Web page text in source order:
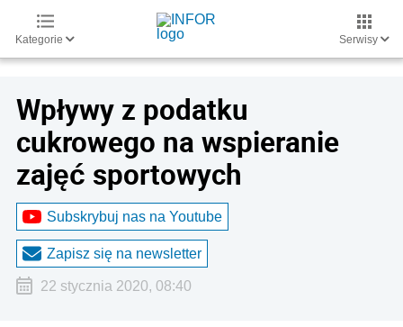
Kategorie Serwisy
Wpływy z podatku
cukrowego na wspieranie
zajęć sportowych
Subskrybuj nas na Youtube
Zapisz się na newsletter
22 stycznia 2020, 08:40